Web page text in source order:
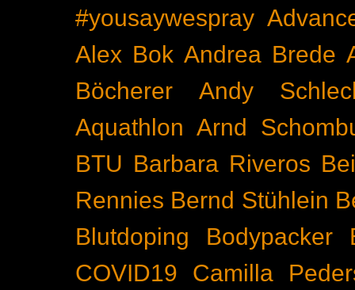
#yousaywespray
Alex Bok Andrea Brede
Böcherer
Andy
Aquathlon Arnd
BTU Barbara Riveros
Rennies Bernd Stühlein
Blutdoping
Bodypacker
COVID19
Camilla